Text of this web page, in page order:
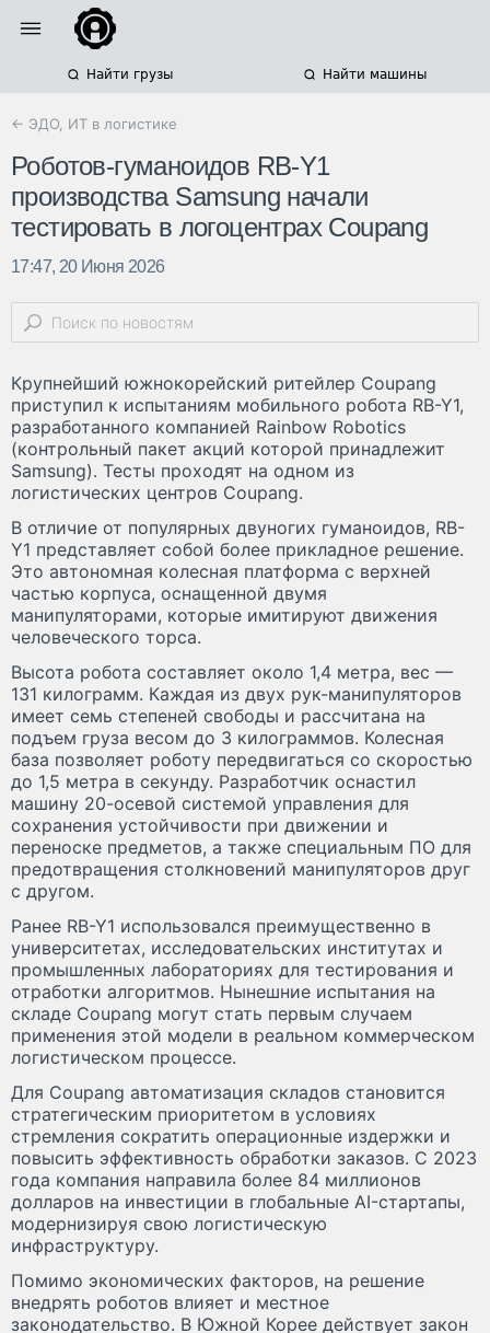
Найти грузы Найти машины
← ЭДО, ИТ в логистике
Роботов-гуманоидов RB-Y1
производства Samsung начали
тестировать в логоцентрах Coupang
17:47, 20 Июня 2026
Крупнейший южнокорейский ритейлер Coupang
приступил к испытаниям мобильного робота RB-Y1,
разработанного компанией Rainbow Robotics
(контрольный пакет акций которой принадлежит
Samsung). Тесты проходят на одном из
логистических центров Coupang.
В отличие от популярных двуногих гуманоидов, RB-
Y1 представляет собой более прикладное решение.
Это автономная колесная платформа с верхней
частью корпуса, оснащенной двумя
манипуляторами, которые имитируют движения
человеческого торса.
Высота робота составляет около 1,4 метра, вес —
131 килограмм. Каждая из двух рук-манипуляторов
имеет семь степеней свободы и рассчитана на
подъем груза весом до 3 килограммов. Колесная
база позволяет роботу передвигаться со скоростью
до 1,5 метра в секунду. Разработчик оснастил
машину 20-осевой системой управления для
сохранения устойчивости при движении и
переноске предметов, а также специальным ПО для
предотвращения столкновений манипуляторов друг
с другом.
Ранее RB-Y1 использовался преимущественно в
университетах, исследовательских институтах и
промышленных лабораториях для тестирования и
отработки алгоритмов. Нынешние испытания на
складе Coupang могут стать первым случаем
применения этой модели в реальном коммерческом
логистическом процессе.
Для Coupang автоматизация складов становится
стратегическим приоритетом в условиях
стремления сократить операционные издержки и
повысить эффективность обработки заказов. С 2023
года компания направила более 84 миллионов
долларов на инвестиции в глобальные AI-стартапы,
модернизируя свою логистическую
инфраструктуру.
Помимо экономических факторов, на решение
внедрять роботов влияет и местное
законодательство. В Южной Корее действует закон